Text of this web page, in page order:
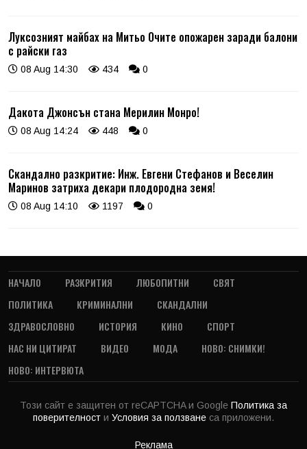
Луксозният майбах на Митьо Очите опожарен заради балони
с райски газ
08 Aug 14:30 434 0
Дакота Джонсън стана Мерилин Монро!
08 Aug 14:24 448 0
Скандално разкритие: Инж. Евгени Стефанов и Веселин
Маринов затриха декари плодородна земя!
08 Aug 14:10 1197 0
НАЧАЛО РАЗКРИТИЯ ЛЮБОПИТНИ
СВЯТ
ПОЛИТИКА
КРИМИНАЛНИ
СКАНДАЛНИ
ЗДРАВОСЛОВНО
ИСТОРИЯ КИНО
СПОРТ
НАС НИ ЦИТИРАТ
ВИДЕО МОДА
НОВО: СНИМКИ!
НОВО: ИНТЕРВЮТА
Този сайт е защитен от reCAPTCHA и Google Политика за
поверителност и Условия за ползване са приложени.
Реклама